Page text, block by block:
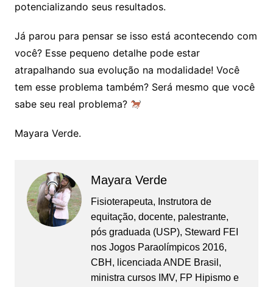
potencializando seus resultados.
Já parou para pensar se isso está acontecendo com
você? Esse pequeno detalhe pode estar
atrapalhando sua evolução na modalidade! Você
tem esse problema também? Será mesmo que você
sabe seu real problema?
Mayara Verde.
Mayara Verde
Fisioterapeuta, Instrutora de
equitação, docente, palestrante,
pós graduada (USP), Steward FEI
nos Jogos Paraolímpicos 2016,
CBH, licenciada ANDE Brasil,
ministra cursos IMV, FP Hipismo e